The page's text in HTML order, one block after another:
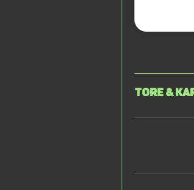
Tore &